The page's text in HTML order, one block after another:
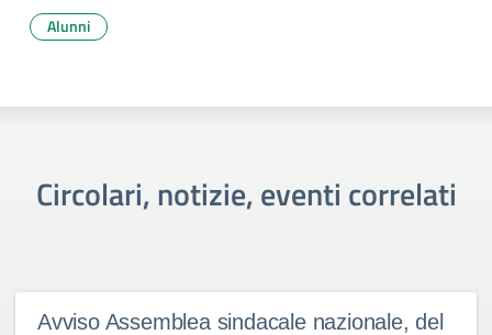
Alunni
Circolari, notizie, eventi correlati
Avviso Assemblea sindacale nazionale, del